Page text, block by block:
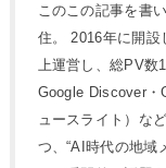
このこの記事を書
住。 2016年に開設
上運営し、総PV数
Google Discover・
ュースライト）な
つ、“AI時代の地域